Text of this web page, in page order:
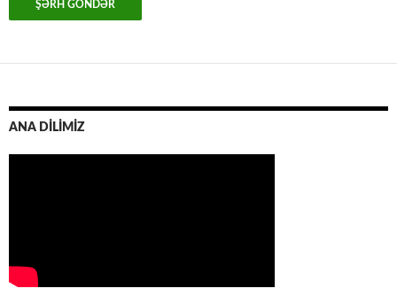
ANA DİLİMİZ